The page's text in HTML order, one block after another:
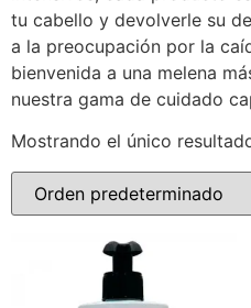
tu cabello y devolverle su
a la preocupación por la
bienvenida a una melena
nuestra gama de cuidado
Mostrando el único